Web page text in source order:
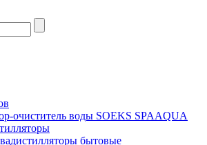
очиститель воды SOEKS SPAAQUA
бытовые